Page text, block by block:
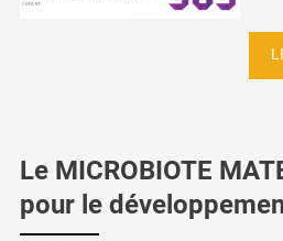
Le MICROBIOTE
pour le